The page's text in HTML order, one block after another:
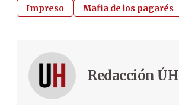
Impreso Mafia de los pagarés
Redacción ÚH